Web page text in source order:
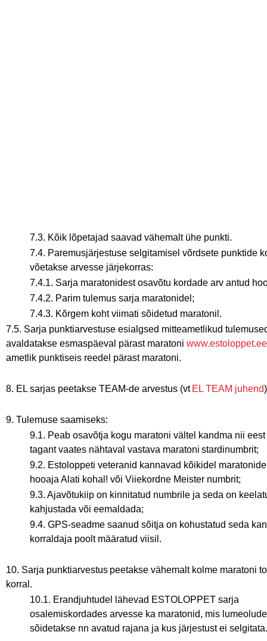
7.3. Kõik lõpetajad saavad vähemalt ühe punkti.
7.4. Paremusjärjestuse selgitamisel võrdsete punktide
võetakse arvesse järjekorras:
7.4.1. Sarja maratonidest osavõtu kordade arv antud
7.4.2. Parim tulemus sarja maratonidel;
7.4.3. Kõrgem koht viimati sõidetud maratonil.
7.5. Sarja punktiarvestuse esialgsed mitteametlikud
avaldatakse esmaspäeval pärast maratoni www.estoloppet.ee
ametlik punktiseis reedel pärast maratoni.
8. EL sarjas peetakse TEAM-de arvestus (vtEL TEAM juhend
9. Tulemuse saamiseks:
9.1. Peab osavõtja kogu maratoni vältel kandma nii
tagant vaates nähtaval vastava maratoni stardinumbrit;
9.2. Estoloppeti veteranid kannavad kõikidel
hooaja Alati kohal! või Viiekordne Meister numbrit;
9.3. Ajavõtukiip on kinnitatud numbrile ja seda on
kahjustada või eemaldada;
9.4. GPS-seadme saanud sõitja on kohustatud seda
korraldaja poolt määratud viisil.
10. Sarja punktiarvestus peetakse vähemalt kolme maratoni
korral.
10.1. Erandjuhtudel lähevad ESTOLOPPET sarja
osalemiskordades arvesse ka maratonid, mis
sõidetakse nn avatud rajana ja kus järjestust ei